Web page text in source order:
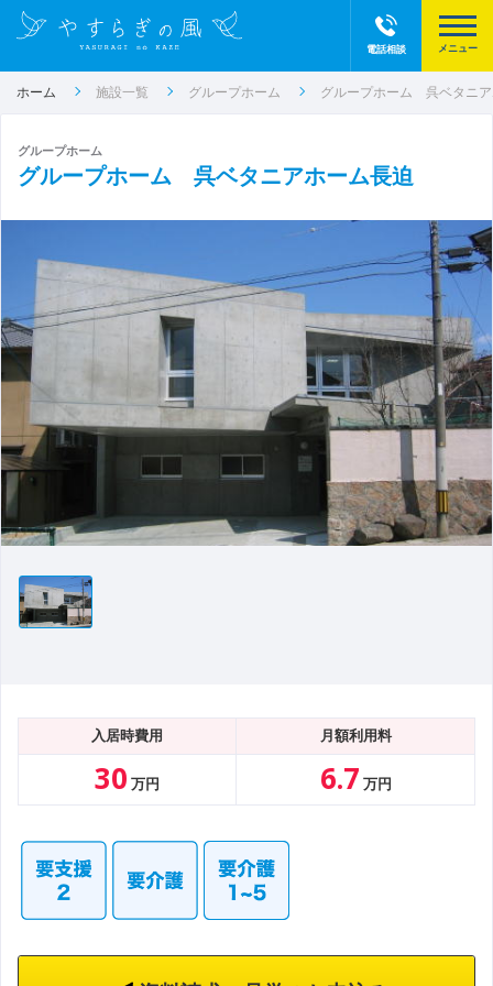
電話相談
ホーム 施設一覧 グループホーム グループホーム 呉ベタニ
グループホーム
グループホーム 呉ベタニアホーム長迫
入居時費用 月額利用料
30 万円 6.7 万円